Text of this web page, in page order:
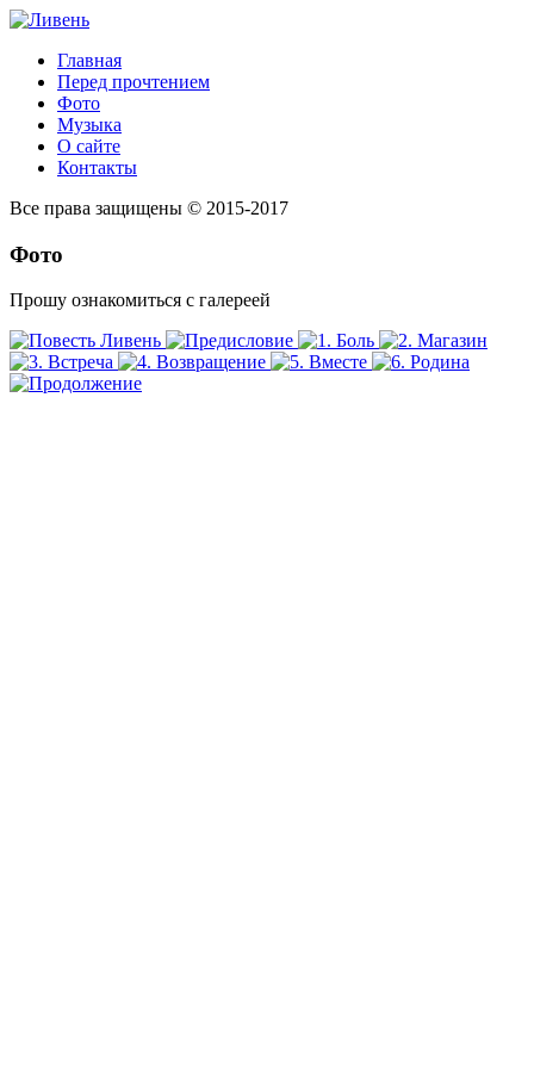
Главная
Перед прочтением
Фото
Музыка
О сайте
Контакты
Все права защищены © 2015-2017
Фото
Прошу ознакомиться с галереей